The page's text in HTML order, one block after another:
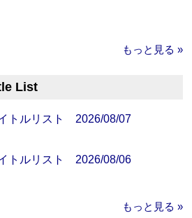
もっと見る »
List
トルリスト 2026/08/07
トルリスト 2026/08/06
もっと見る »